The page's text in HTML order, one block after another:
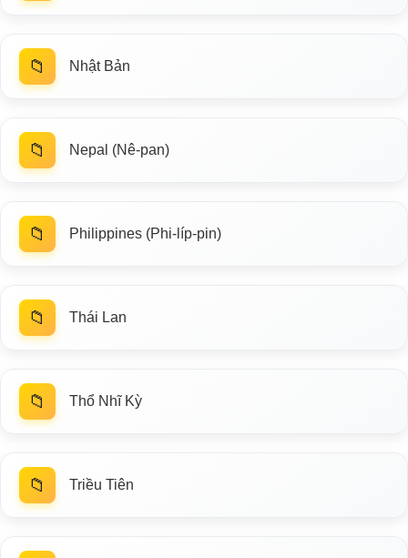
📁 Nhật Bản
📁 Nepal (Nê-pan)
📁 Philippines (Phi-líp-pin)
📁 Thái Lan
📁 Thổ Nhĩ Kỳ
📁 Triều Tiên